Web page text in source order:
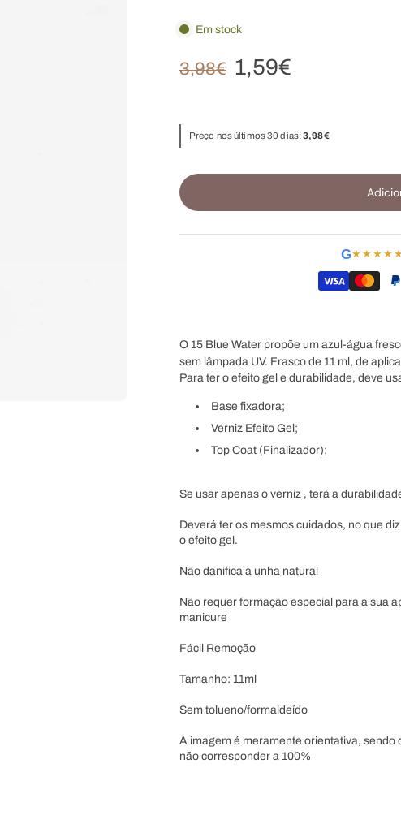
Em stock
3,98€ 1,59€
Preço nos últimos 30 dias:3,98€
G
O 15 Blue Water propõe um azul-água
sem lâmpada UV. Frasco de 11 ml, de
Para ter o efeito gel e durabilidade, deve
Base fixadora;
Verniz Efeito Gel;
Top Coat (Finalizador);
Se usar apenas o verniz , terá a
Deverá ter os mesmos cuidados, no que
o efeito gel.
Não danifica a unha natural
Não requer formação especial para a sua
manicure
Fácil Remoção
Tamanho: 11ml
Sem tolueno/formaldeído
A imagem é meramente orientativa, sendo
não corresponder a 100%